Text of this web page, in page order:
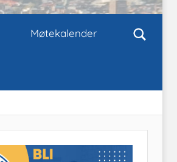
Møtekalender